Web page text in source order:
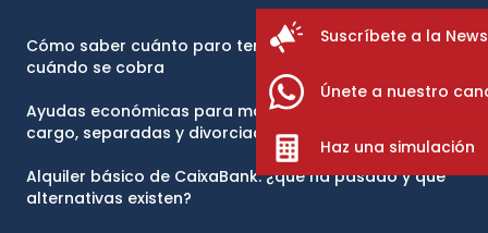
Cómo saber cuánto paro tengo acumulado online y
cuándo se cobra
Ayudas económicas para madres solteras con hijos a
cargo, separadas y divorciadas 2026
Alquiler básico de CaixaBank: ¿qué ha pasado y qué
alternativas existen?
Suscríbete a la
Únete a nuestro
Haz una simulación